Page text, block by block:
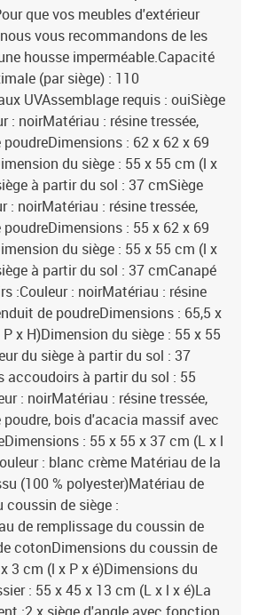
que vos meubles d'extérieur
vous recommandons de les
housse imperméable.Capacité
(par siège) : 110
UVAssemblage requis : ouiSiège
: noirMatériau : résine tressée,
: 62 x 62 x 69
du siège : 55 x 55 cm (l x
à partir du sol : 37 cmSiège
: noirMatériau : résine tressée,
: 55 x 62 x 69
du siège : 55 x 55 cm (l x
à partir du sol : 37 cmCanapé
:Couleur : noirMatériau : résine
de poudreDimensions : 65,5 x
x H)Dimension du siège : 55 x 55
du siège à partir du sol : 37
accoudoirs à partir du sol : 55
: noirMatériau : résine tressée,
poudre, bois d'acacia massif avec
: 55 x 55 x 37 cm (L x l
: blanc crème Matériau de la
(100 % polyester)Matériau de
coussin de siège :
de remplissage du coussin de
cotonDimensions du coussin de
3 cm (l x P x é)Dimensions du
: 55 x 45 x 13 cm (L x l x é)La